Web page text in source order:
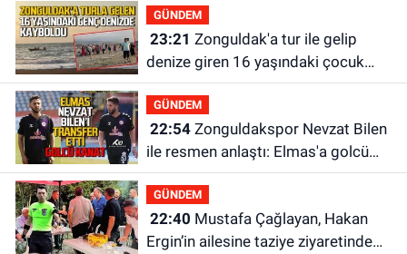
GÜNDEM
23:21
denize giren 16 yaşındaki çocuk
kayboldu: Son anları kamerada
GÜNDEM
22:54Zonguldakspor Nevzat Bilen
ile resmen anlaştı: Elmas'a golcü
kanat
GÜNDEM
22:40
Ergin’in ailesine taziye ziyaretinde